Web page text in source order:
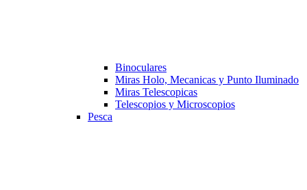
Binoculares
Miras Holo, Mecanicas y Punto Iluminado
Miras Telescopicas
Telescopios y Microscopios
Pesca